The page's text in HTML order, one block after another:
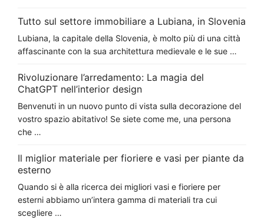
Tutto sul settore immobiliare a Lubiana, in Slovenia
Lubiana, la capitale della Slovenia, è molto più di una città
affascinante con la sua architettura medievale e le sue …
Rivoluzionare l’arredamento: La magia del
ChatGPT nell’interior design
Benvenuti in un nuovo punto di vista sulla decorazione del
vostro spazio abitativo! Se siete come me, una persona
che …
Il miglior materiale per fioriere e vasi per piante da
esterno
Quando si è alla ricerca dei migliori vasi e fioriere per
esterni abbiamo un’intera gamma di materiali tra cui
scegliere …